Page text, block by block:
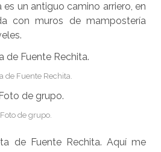
es un antiguo camino arriero, en
con muros de mampostería
de Fuente Rechita.
Foto de grupo.
de Fuente Rechita. Aquí me